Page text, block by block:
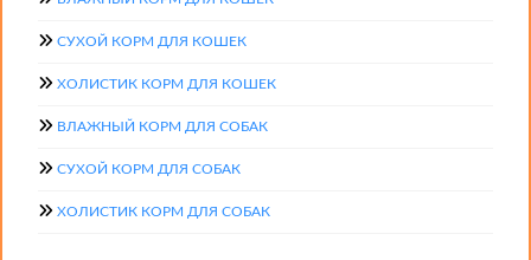
СУХОЙ КОРМ ДЛЯ КОШЕК
ХОЛИСТИК КОРМ ДЛЯ КОШЕК
ВЛАЖНЫЙ КОРМ ДЛЯ СОБАК
СУХОЙ КОРМ ДЛЯ СОБАК
ХОЛИСТИК КОРМ ДЛЯ СОБАК